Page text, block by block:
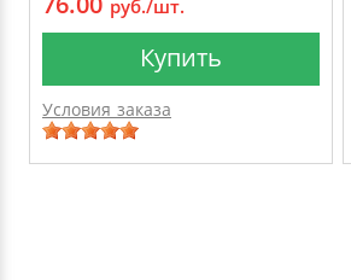
руб./шт.
Купить
Условия заказа